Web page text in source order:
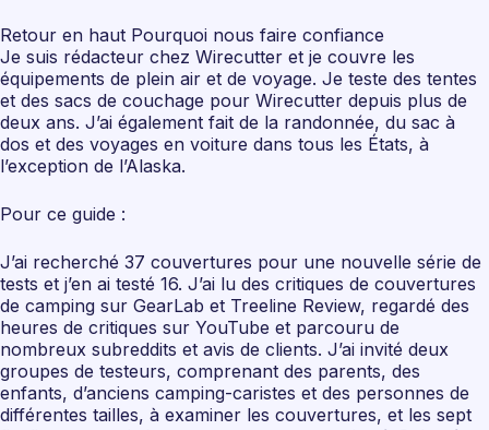
Retour en haut Pourquoi nous faire confiance
Je suis rédacteur chez Wirecutter et je couvre les
équipements de plein air et de voyage. Je teste des tentes
et des sacs de couchage pour Wirecutter depuis plus de
deux ans. J’ai également fait de la randonnée, du sac à
dos et des voyages en voiture dans tous les États, à
l’exception de l’Alaska.
Pour ce guide :
J’ai recherché 37 couvertures pour une nouvelle série de
tests et j’en ai testé 16. J’ai lu des critiques de couvertures
de camping sur GearLab et Treeline Review, regardé des
heures de critiques sur YouTube et parcouru de
nombreux subreddits et avis de clients. J’ai invité deux
groupes de testeurs, comprenant des parents, des
enfants, d’anciens camping-caristes et des personnes de
différentes tailles, à examiner les couvertures, et les sept